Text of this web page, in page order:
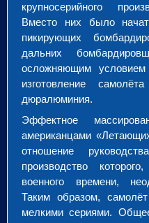
крупносерийного
Вместо них было
пикирующих
дальних
осложняющим
изготовление
дюралюминия.
Эффектное
американцами
отношение
производство
военного времени,
Таким образом,
мелкими сериями.